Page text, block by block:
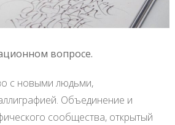
вопросе.
с новыми людьми,
Объединение и
сообщества, открытый